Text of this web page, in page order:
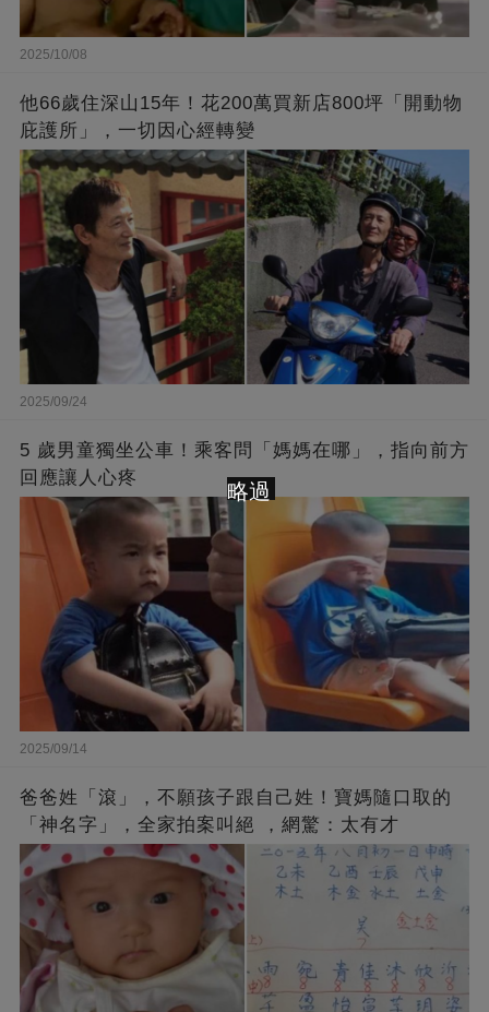
2025/10/08
他66歲住深山15年！花200萬買新店800坪「開動物
庇護所」，一切因心經轉變
2025/09/24
5 歲男童獨坐公車！乘客問「媽媽在哪」，指向前方
回應讓人心疼
2025/09/14
爸爸姓「滾」，不願孩子跟自己姓！寶媽隨口取的
「神名字」，全家拍案叫絕 ，網驚：太有才
略過